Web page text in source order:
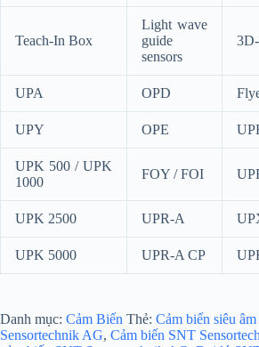
Teach-In Box
Light wave
guide
sensors
UPA OPD
UPY OPE
UPK 500 / UPK
1000
FOY / FOI
UPK 2500 UPR-A
UPK 5000 UPR-A CP
Danh mục: Cảm Biến Thẻ: Cảm biến siêu
Sensortechnik AG, Cảm biến SNT